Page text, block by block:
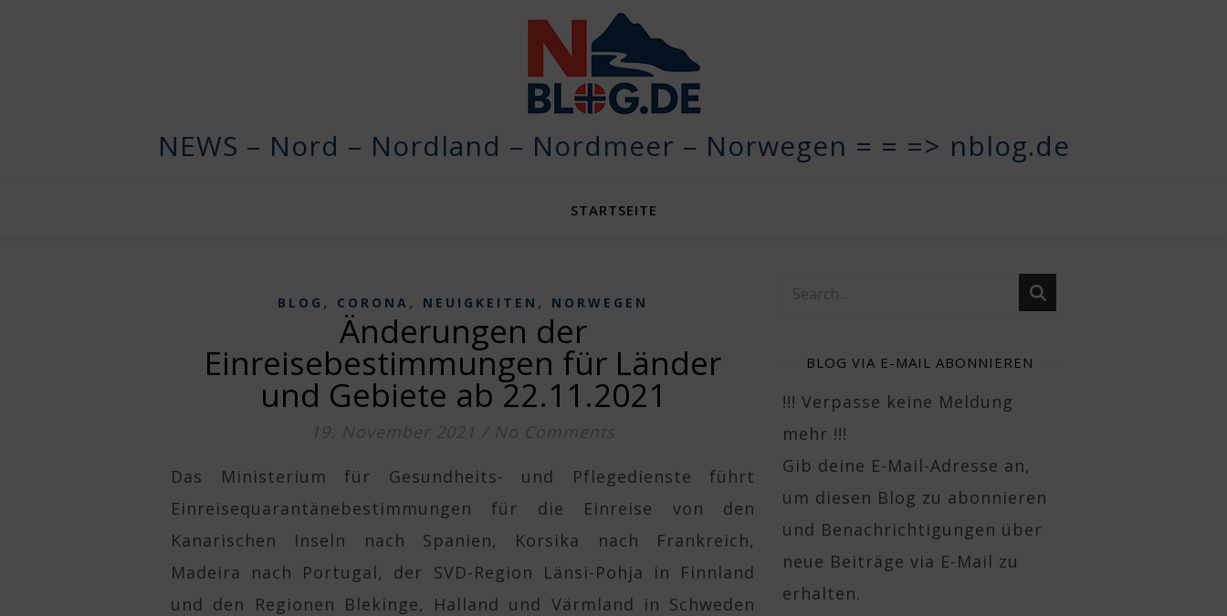
NEWS – Nord – Nordland – Nordmeer – Norwegen = = => nblog.de
STARTSEITE
BLOG , CORONA , NEUIGKEITEN , NORWEGEN
Änderungen der
Einreisebestimmungen für Länder
und Gebiete ab 22.11.2021
19. November 2021 / No Comments
Das Ministerium für Gesundheits- und Pflegedienste führt
Einreisequarantänebestimmungen für die Einreise von den
Kanarischen Inseln nach Spanien, Korsika nach Frankreich,
Madeira nach Portugal, der SVD-Region Länsi-Pohja in Finnland
und den Regionen Blekinge, Halland und Värmland in Schweden
BLOG VIA E-MAIL ABONNIEREN
!!! Verpasse keine Meldung
mehr !!!
Gib deine E-Mail-Adresse an,
um diesen Blog zu abonnieren
und Benachrichtigungen über
neue Beiträge via E-Mail zu
erhalten.